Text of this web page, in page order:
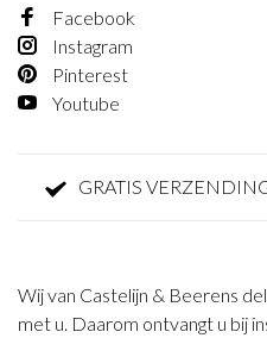
Facebook
Instagram
Pinterest
Youtube
GRATIS VERZENDING
Wij van Castelijn & Beerens
met u. Daarom ontvangt u bij